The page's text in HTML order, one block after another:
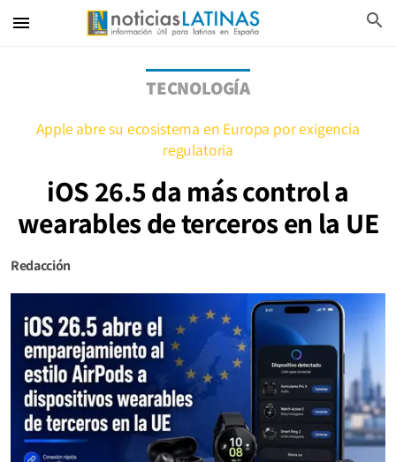
menu search
TECNOLOGÍA
Apple abre su ecosistema en Europa por exigencia
regulatoria
iOS 26.5 da más control a
wearables de terceros en la UE
Redacción